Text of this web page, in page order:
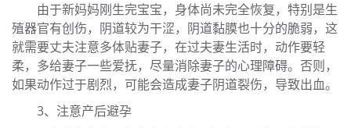
由于新妈妈刚生完宝宝， 身体尚未完全恢复，特别是生
殖器官有创伤，阴道较为干涩，阴道黏膜也十分的脆弱， 这
就需要丈夫注意多体贴妻子， 在过夫妻生活时，动作要轻
柔，多给妻子一些爱抚，尽量消除妻子的心理障碍。否则，
如果动作过于剧烈， 可能会造成妻子阴道裂伤，导致出血。
3、注意产后避孕